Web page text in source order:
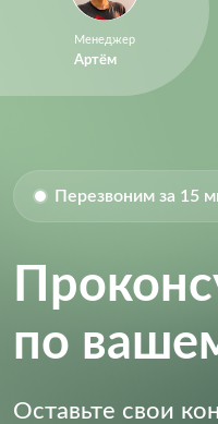
Sample Rate:
Size-Height:
Size-Length:
Менеджер
Артём
Перезвоним за 15
по
Оставьте свои